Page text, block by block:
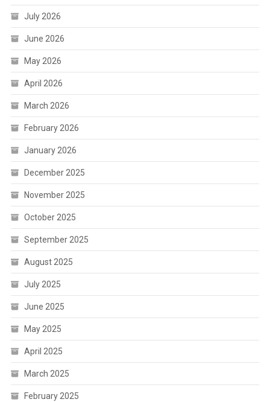
July 2026
June 2026
May 2026
April 2026
March 2026
February 2026
January 2026
December 2025
November 2025
October 2025
September 2025
August 2025
July 2025
June 2025
May 2025
April 2025
March 2025
February 2025